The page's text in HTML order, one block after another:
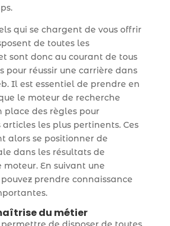
qui se chargent de vous offrir
de toutes les
sont donc au courant de tous
pour réussir une carrière dans
Il est essentiel de prendre en
le moteur de recherche
place des règles pour
les plus pertinents. Ces
alors se positionner de
dans les résultats de
moteur. En suivant une
prendre connaissance
du métier